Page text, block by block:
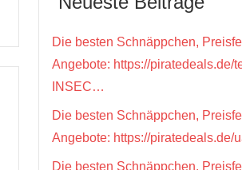
Die besten Schnäppchen,
Angebote: https://piratedeals.de/
INSEC…
Die besten Schnäppchen,
Angebote: https://piratedeals.de/
Die besten Schnäppchen,